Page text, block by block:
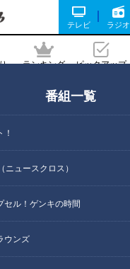
テレビ ラジオ
ランキング ピックアップ
番組一覧
ニュースクロス）
セル！ゲンキの時間
ウンズ
形とは？
記事に戻る